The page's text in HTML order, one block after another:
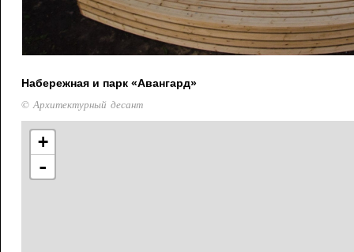
Набережная и парк «Авангард»
© Архитектурный десант
+
-